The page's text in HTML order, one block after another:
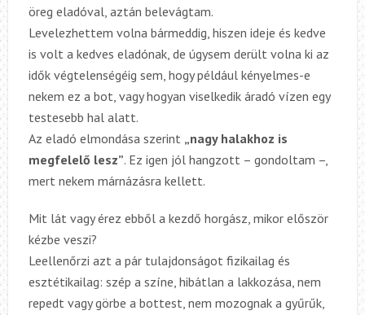
öreg eladóval, aztán belevágtam.
Levelezhettem volna bármeddig, hiszen ideje és kedve
is volt a kedves eladónak, de úgysem derült volna ki az
idők végtelenségéig sem, hogy például kényelmes-e
nekem ez a bot, vagy hogyan viselkedik áradó vízen egy
testesebb hal alatt.
Az eladó elmondása szerint „nagy halakhoz is
megfelelő lesz”. Ez igen jól hangzott – gondoltam –,
mert nekem márnázásra kellett.
Mit lát vagy érez ebből a kezdő horgász, mikor először
kézbe veszi?
Leellenőrzi azt a pár tulajdonságot fizikailag és
esztétikailag: szép a színe, hibátlan a lakkozása, nem
repedt vagy görbe a bottest, nem mozognak a gyűrűk,